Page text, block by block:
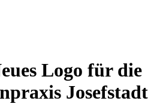
Logo für die
Josefstadt